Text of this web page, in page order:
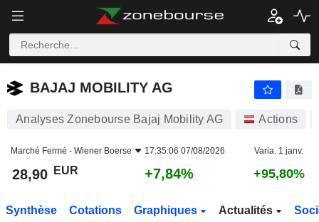
BAJAJ MOBILITY AG
BAJAJ MOBILITY AG
Analyses Zonebourse Bajaj Mobility AG Actions
Marché Fermé - Wiener Boerse 17:35:06 07/08/2026 Varia. 1 janv.
28,90 EUR +7,84% +95,80%
Synthèse Cotations Graphiques Actualités